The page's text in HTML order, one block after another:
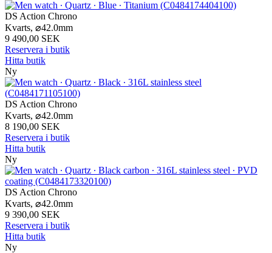
DS Action Chrono
Kvarts, ⌀42.0mm
9 490,00 SEK
Reservera i butik
Hitta butik
Ny
DS Action Chrono
Kvarts, ⌀42.0mm
8 190,00 SEK
Reservera i butik
Hitta butik
Ny
DS Action Chrono
Kvarts, ⌀42.0mm
9 390,00 SEK
Reservera i butik
Hitta butik
Ny